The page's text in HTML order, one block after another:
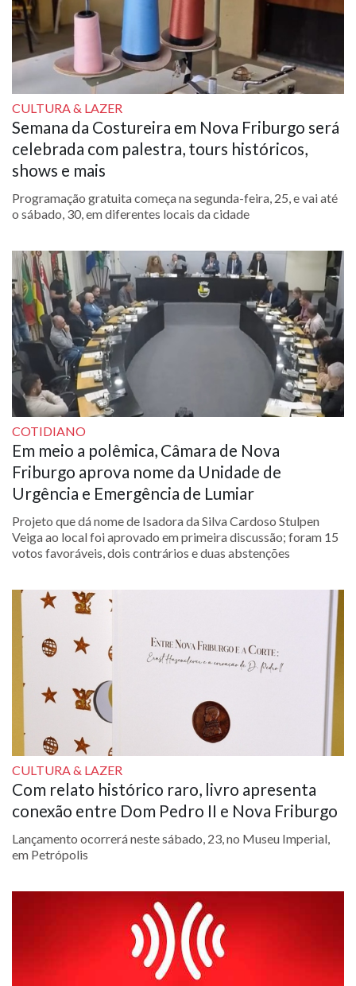
CULTURA & LAZER
Semana da Costureira em Nova Friburgo será
celebrada com palestra, tours históricos,
shows e mais
Programação gratuita começa na segunda-feira, 25, e vai até
o sábado, 30, em diferentes locais da cidade
COTIDIANO
Em meio a polêmica, Câmara de Nova
Friburgo aprova nome da Unidade de
Urgência e Emergência de Lumiar
Projeto que dá nome de Isadora da Silva Cardoso Stulpen
Veiga ao local foi aprovado em primeira discussão; foram 15
votos favoráveis, dois contrários e duas abstenções
CULTURA & LAZER
Com relato histórico raro, livro apresenta
conexão entre Dom Pedro II e Nova Friburgo
Lançamento ocorrerá neste sábado, 23, no Museu Imperial,
em Petrópolis